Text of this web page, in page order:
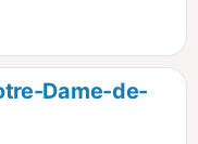
Dame-de-